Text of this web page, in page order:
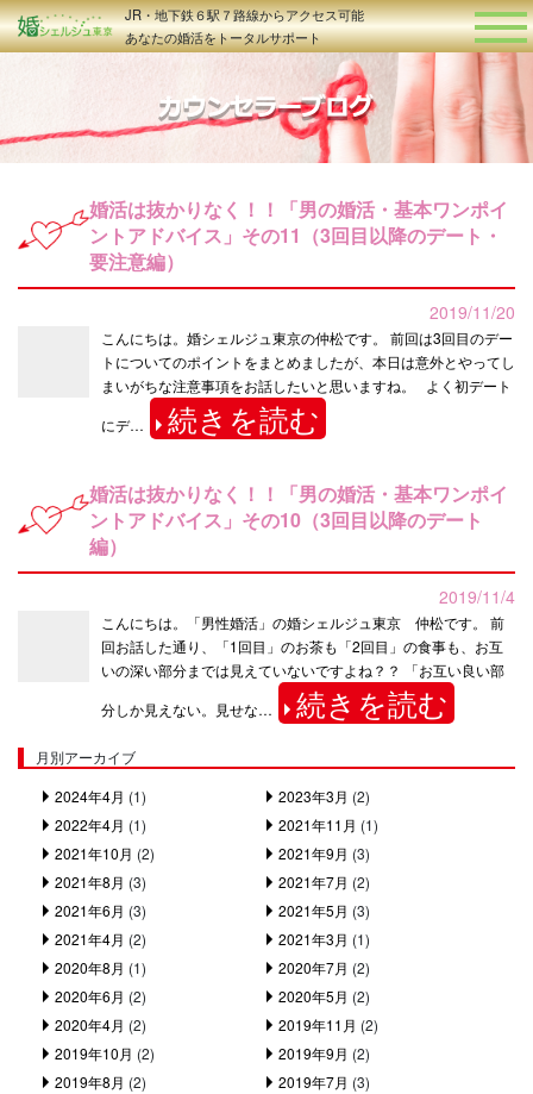
JR・地下鉄６駅７路線からアクセス可能
あなたの婚活をトータルサポート
婚活は抜かりなく！！「男の婚活・基本ワンポイ
ントアドバイス」その11（3回目以降のデート・
要注意編）
2019/11/20
こんにちは。婚シェルジュ東京の仲松です。 前回は3回目のデー
トについてのポイントをまとめましたが、本日は意外とやってし
まいがちな注意事項をお話したいと思いますね。 よく初デート
にデ…
続きを読む
婚活は抜かりなく！！「男の婚活・基本ワンポイ
ントアドバイス」その10（3回目以降のデート
編）
2019/11/4
こんにちは。「男性婚活」の婚シェルジュ東京 仲松です。 前
回お話した通り、「1回目」のお茶も「2回目」の食事も、お互
いの深い部分までは見えていないですよね？？ 「お互い良い部
分しか見えない。見せな…
続きを読む
月別アーカイブ
2024年4月 (1) 2023年3月 (2)
2022年4月 (1) 2021年11月 (1)
2021年10月 (2) 2021年9月 (3)
2021年8月 (3) 2021年7月 (2)
2021年6月 (3) 2021年5月 (3)
2021年4月 (2) 2021年3月 (1)
2020年8月 (1) 2020年7月 (2)
2020年6月 (2) 2020年5月 (2)
2020年4月 (2) 2019年11月 (2)
2019年10月 (2) 2019年9月 (2)
2019年8月 (2) 2019年7月 (3)